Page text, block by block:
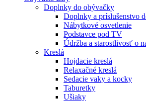
Doplnky do obývačky
Doplnky a príslušenstvo
Nábytkové osvetlenie
Podstavce pod TV
Údržba a starostlivosť o
Kreslá
Hojdacie kreslá
Relaxačné kreslá
Sedacie vaky a kocky
Taburetky
Ušiaky